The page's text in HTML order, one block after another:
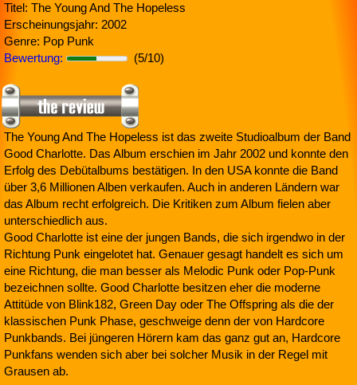
Titel: The Young And The Hopeless
Erscheinungsjahr: 2002
Genre: Pop Punk
Bewertung:
(5/10)
The Young And The Hopeless ist das zweite Studioalbum der Band
Good Charlotte. Das Album erschien im Jahr 2002 und konnte den
Erfolg des Debütalbums bestätigen. In den USA konnte die Band
über 3,6 Millionen Alben verkaufen. Auch in anderen Ländern war
das Album recht erfolgreich. Die Kritiken zum Album fielen aber
unterschiedlich aus.
Good Charlotte ist eine der jungen Bands, die sich irgendwo in der
Richtung Punk eingelotet hat. Genauer gesagt handelt es sich um
eine Richtung, die man besser als Melodic Punk oder Pop-Punk
bezeichnen sollte. Good Charlotte besitzen eher die moderne
Attitüde von Blink182, Green Day oder The Offspring als die der
klassischen Punk Phase, geschweige denn der von Hardcore
Punkbands. Bei jüngeren Hörern kam das ganz gut an, Hardcore
Punkfans wenden sich aber bei solcher Musik in der Regel mit
Grausen ab.